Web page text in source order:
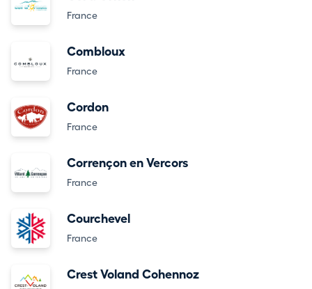
France
Combloux
France
Cordon
France
Corrençon en Vercors
France
Courchevel
France
Crest Voland Cohennoz